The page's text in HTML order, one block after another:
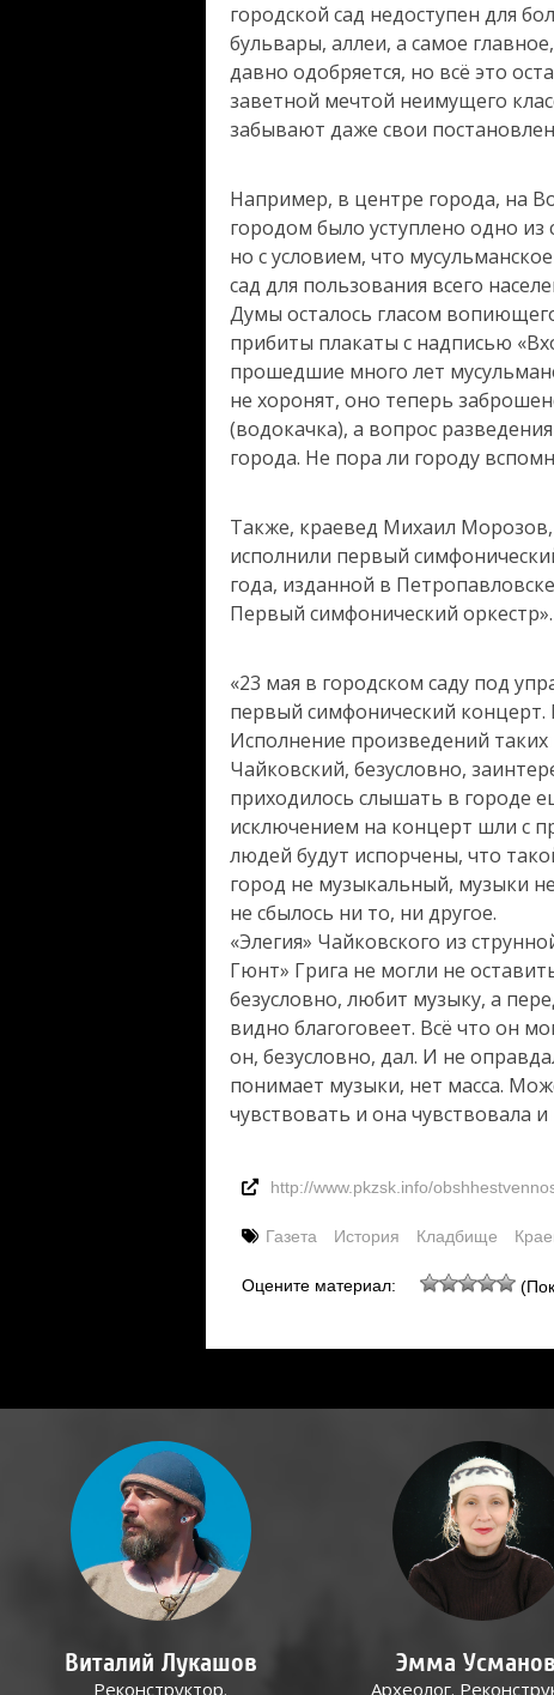
городской сад недоступен для
бульвары, аллеи, а самое
давно одобряется, но всё это
заветной мечтой неимущего
забывают даже свои
Например, в центре города, на
городом было уступлено одно
но с условием, что
сад для пользования всего
Думы осталось гласом
прибиты плакаты с надписью
прошедшие много лет
не хоронят, оно теперь
(водокачка), а вопрос
города. Не пора ли городу
Также, краевед Михаил
исполнили первый
года, изданной в
Первый симфонический оркестр».
«23 мая в городском саду под
первый симфонический концерт.
Исполнение произведений
Чайковский, безусловно,
приходилось слышать в городе
исключением на концерт шли с
людей будут испорчены, что
город не музыкальный, музыки
не сбылось ни то, ни другое.
«Элегия» Чайковского из
Гюнт» Грига не могли не
безусловно, любит музыку, а
видно благоговеет. Всё что он
он, безусловно, дал. И не
понимает музыки, нет масса.
чувствовать и она чувствовала
http://www.pkzsk.info/
Газета История Кладбище
Оцените материал:
Виталий Лукашов
Реконструктор.
Эмма
Археолог.